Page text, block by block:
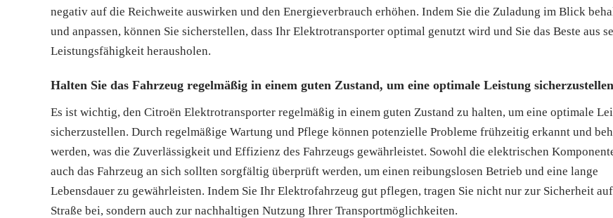
negativ auf die Reichweite auswirken und den Energieverbrauch erhöhen. Indem Sie die Zuladung im Blick
und anpassen, können Sie sicherstellen, dass Ihr Elektrotransporter optimal genutzt wird und Sie das Beste aus
Leistungsfähigkeit herausholen.
Halten Sie das Fahrzeug regelmäßig in einem guten Zustand, um eine optimale Leistung
Es ist wichtig, den Citroën Elektrotransporter regelmäßig in einem guten Zustand zu halten, um eine optimale
sicherzustellen. Durch regelmäßige Wartung und Pflege können potenzielle Probleme frühzeitig erkannt und
werden, was die Zuverlässigkeit und Effizienz des Fahrzeugs gewährleistet. Sowohl die elektrischen
auch das Fahrzeug an sich sollten sorgfältig überprüft werden, um einen reibungslosen Betrieb und eine lange
Lebensdauer zu gewährleisten. Indem Sie Ihr Elektrofahrzeug gut pflegen, tragen Sie nicht nur zur Sicherheit
Straße bei, sondern auch zur nachhaltigen Nutzung Ihrer Transportmöglichkeiten.